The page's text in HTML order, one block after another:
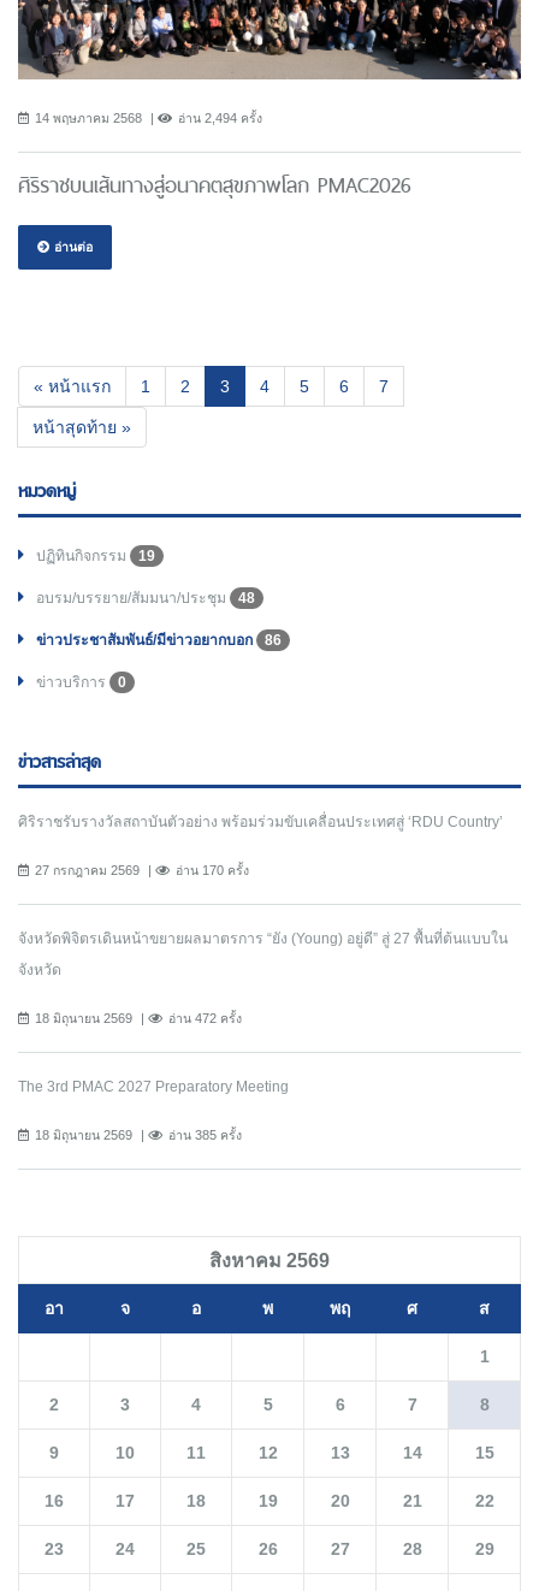
14 พฤษภาคม 2568 อ่าน 2,494 ครั้ง
ศิริราชบนเส้นทางสู่อนาคตสุขภาพโลก PMAC2026
อ่านต่อ
« หน้าแรก 1 2 3 (current)
4 5 6 7
หน้าสุดท้าย »
หมวดหมู่
ปฏิทินกิจกรรม 19
อบรม/บรรยาย/สัมมนา/ประชุม 48
ข่าวประชาสัมพันธ์/มีข่าวอยากบอก 86
ข่าวบริการ 0
ข่าวสารล่าสุด
ศิริราชรับรางวัลสถาบันตัวอย่าง พร้อมร่วมขับเคลื่อนประเทศสู่ ‘RDU Country’
27 กรกฎาคม 2569 อ่าน 170 ครั้ง
จังหวัดพิจิตรเดินหน้าขยายผลมาตรการ “ยัง (Young) อยู่ดี” สู่ 27 พื้นที่ต้นแบบใน
จังหวัด
18 มิถุนายน 2569 อ่าน 472 ครั้ง
The 3rd PMAC 2027 Preparatory Meeting
18 มิถุนายน 2569 อ่าน 385 ครั้ง
สิงหาคม 2569
อา จ อ พ พฤ ศ ส
1
2 3 4 5 6 7 8
9 10 11 12 13 14 15
16 17 18 19 20 21 22
23 24 25 26 27 28 29